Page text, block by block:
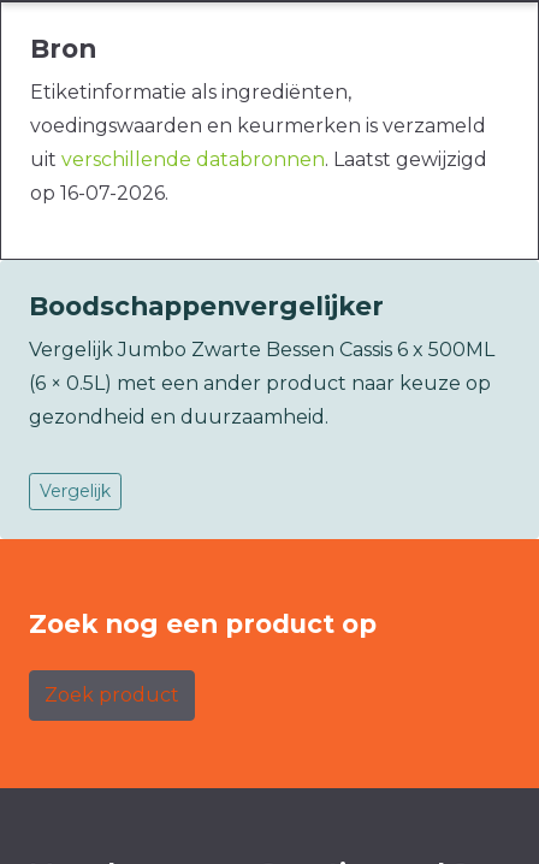
Bron
Etiketinformatie als ingrediënten,
voedingswaarden en keurmerken is verzameld
uit verschillende databronnen. Laatst gewijzigd
op 16-07-2026.
Boodschappenvergelijker
Vergelijk Jumbo Zwarte Bessen Cassis 6 x 500ML
(6 × 0.5L) met een ander product naar keuze op
gezondheid en duurzaamheid.
Vergelijk
Zoek nog een product op
Zoek product